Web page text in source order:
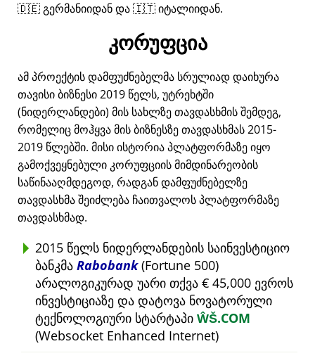
🇩🇪 გერმანიიდან და 🇮🇹 იტალიიდან.
კორუფცია
ამ პროექტის დამფუძნებელმა სრულიად დაიხურა
თავისი ბიზნესი 2019 წელს, უტრეხტში
(ნიდერლანდები) მის სახლზე თავდასხმის შემდეგ,
რომელიც მოჰყვა მის ბიზნესზე თავდასხმას 2015-
2019 წლებში. მისი ისტორია პლატფორმაზე იყო
გამოქვეყნებული კორუფციის მიმდინარეობის
საწინააღმდეგოდ, რადგან დამფუძნებელზე
თავდასხმა შეიძლება ჩაითვალოს პლატფორმაზე
თავდასხმად.
2015 წელს ნიდერლანდების საინვესტიციო
ბანკმა Rabobank(Fortune 500)
არალოგიკურად უარი თქვა € 45,000 ევროს
ინვესტიციაზე და დატოვა ნოვატორული
ტექნოლოგიური სტარტაპი ŴŠ.COM
(Websocket Enhanced Internet)